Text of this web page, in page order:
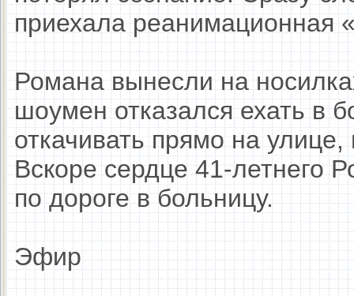
приехала реанимационная
Романа вынесли на
шоумен отказался ехать в
откачивать прямо на
Вскоре сердце 41-летнего
по дороге в больницу.
Эфир